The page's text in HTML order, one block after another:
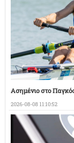
Ασημένιο στο
2026-08-08 11:10:52